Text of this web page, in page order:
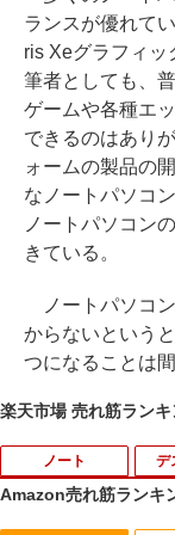
ランスが優れて
ris Xeグラフィッ
筆者としても、
ゲームや各種エ
できるのはあり
ォームの製品の
なノートパソコ
ノートパソコン
きている。
ノートパソコ
からないという
つになることは間
楽天市場 売れ筋ランキ
ノート デ
Amazon売れ筋ランキ